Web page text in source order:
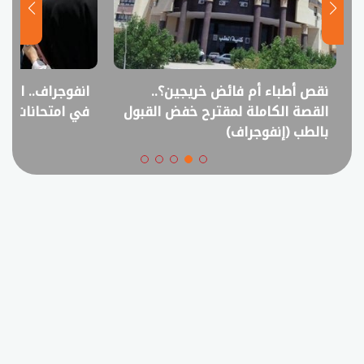
نقص أطباء أم فائض خريجين؟..
القصة الكاملة لمقترح خفض القبول
بالطب (إنفوجراف)
انفوجراف..
في امتحانات